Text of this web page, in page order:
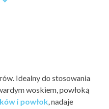
Idealny do stosowania
woskiem, powłoką
i powłok, nadaje